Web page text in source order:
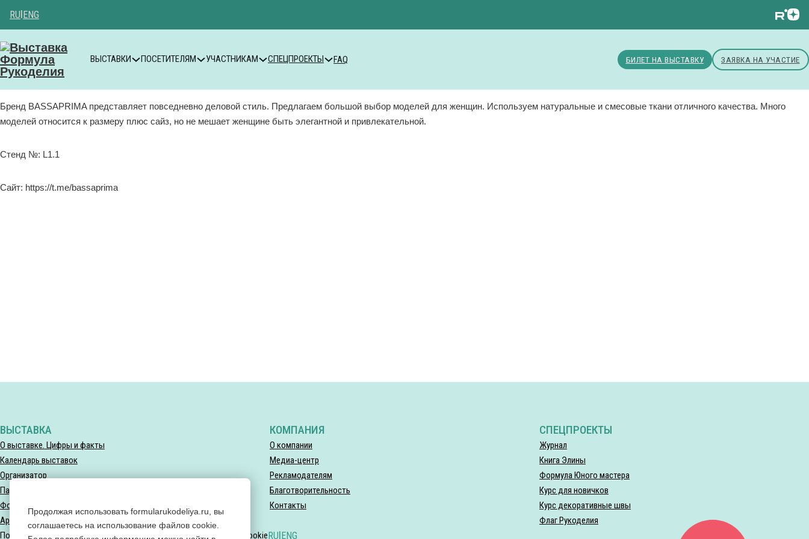
RU|ENG
ВЫСТАВКИ ПОСЕТИТЕЛЯМ УЧАСТНИКАМ СПЕЦПРОЕКТЫ FAQ БИЛЕТ НА ВЫСТАВКУ ЗАЯВКА НА УЧАСТИЕ
Бренд BASSAPRIMA представляет повседневно деловой стиль. Предлагаем большой выбор моделей для женщин. Используем натуральные и смесовые ткани отличного качества. Много
моделей относится к размеру плюс сайз, но не мешает женщине быть элегантной и привлекательной.
Стенд №: L1.1
Сайт: https://t.me/bassaprima
ВЫСТАВКА
О выставке. Цифры и факты
Календарь выставок
Организатор
Партнеры выставки
Фотогалерея
Архив мероприятий
КОМПАНИЯ
О компании
Медиа-центр
Рекламодателям
Благотворительность
Контакты
СПЕЦПРОЕКТЫ
Журнал
Книга Элины
Формула Юного мастера
Курс для новичков
Курс декоративные швы
Флаг Рукоделия
Политика конфиденциальностиПолитика использования файлов CookieRU|ENG
Продолжая использовать formularukodeliya.ru, вы
соглашаетесь на использование файлов cookie.